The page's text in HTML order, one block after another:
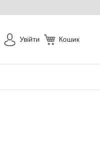
Кошик
Увійти